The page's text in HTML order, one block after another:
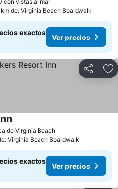
con vistas al mar
km de: Virginia Beach Boardwalk
exactos
Ver precios
Compartir
de Virginia Beach
Virginia Beach Boardwalk
exactos
Ver precios